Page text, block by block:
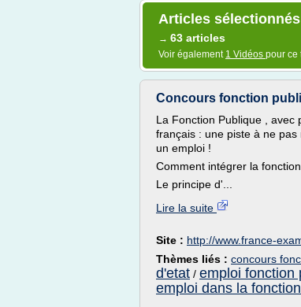
Articles
→ 63 articles
Voir également 1 Vidéos pour ce
Concours fonction
La Fonction Publique , avec
français : une piste à ne
un emploi !
Comment intégrer la
Le principe d'...
Lire la suite
Site : http://www.france-
Thèmes liés : concours
d'etat / emploi fonction
emploi dans la